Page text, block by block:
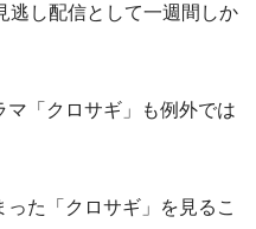
逃し配信として一週間しか
「クロサギ」も例外では
た「クロサギ」を見るこ